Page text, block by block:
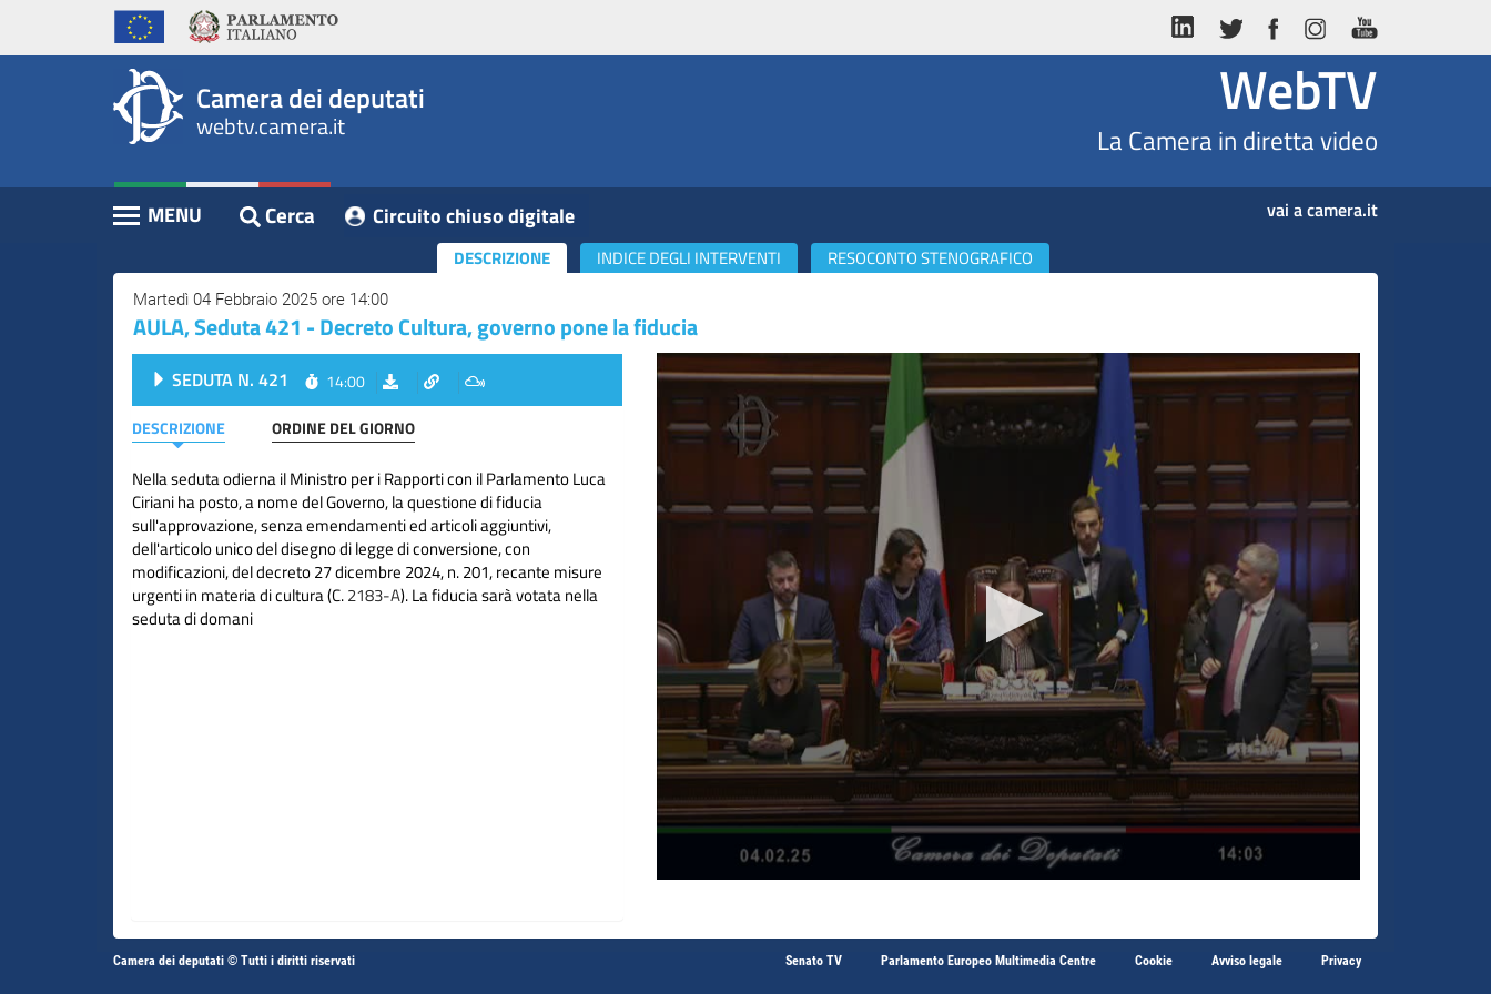
contenuto
WebTV
Camera
Deputati
menu
Camera dei deputati
webtv.camera.it WebTV
La Camera in diretta video
MENU
Home
Assemblea
Presidente
Eventi
Stampa
Cerca
Circuito
chiuso
digitale
Cerca Circuito chiuso digitale vai a camera.it
Contenuto
Martedì 04 Febbraio 2025 ore 14:00
AULA, Seduta 421 - Decreto Cultura, governo pone la fiducia
DESCRIZIONE INDICE DEGLI INTERVENTI RESOCONTO STENOGRAFICO
SEDUTA N. 421
14:00
DESCRIZIONE
ORDINE DEL GIORNO
Nella seduta odierna il Ministro per i Rapporti con il Parlamento Luca
Ciriani ha posto, a nome del Governo, la questione di fiducia
sull'approvazione, senza emendamenti ed articoli aggiuntivi,
dell'articolo unico del disegno di legge di conversione, con
modificazioni, del decreto 27 dicembre 2024, n. 201, recante misure
urgenti in materia di cultura (C.2183-A). La fiducia sarà votata nella
seduta di domani
Altri
Senato TV Parlamento Europeo Multimedia Centre Cookie Avviso legale Privacy
Camera dei deputati © Tutti i diritti riservati